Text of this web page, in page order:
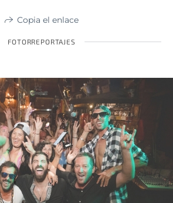
Copia el enlace
FOTORREPORTAJES